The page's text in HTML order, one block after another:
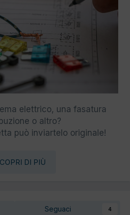
elettrico, una fasatura
o altro?
può inviartelo originale!
DI PIÙ
Seguaci 4